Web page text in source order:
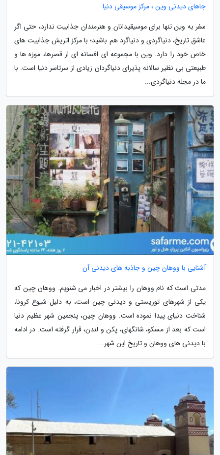
جاهای دیدنی وین ، مرکز موسیقی دنیا
سفر به وین تنها برای موسیقیدانان و هنرمندان جذابیت ندارد، حتی اگر
عاشق تاریخ، دنیاگردی و دنیاگرد هم باشید؛ با مرکز اتریش جذابیت های
خاص خود را دارد. وین با مجموعه ای افسانه ای از قصرها، موزه ها و
طبیعتی بی نظیر سالانه پذیرای دنیاگردان زیادی از سرتاسر دنیا است. با
ما در مجله دنیاگردی...
آشنایی با ووهان چین و جاذبه های دیدنی آن
مدتی است که نام ووهان را بیشتر در اخبار می شنویم. ووهان چین که
یکی از شهرهای توریستی و دیدنی چین است، به دلیل شیوع کرونا،
شناخت دنیای پیدا نموده است. ووهان چین، پنجمین شهر عظیم دنیا
است که بعد از مسکو، شانگهای، پکن و لندن، قرار گرفته است. در ادامه
با دیدنی های ووهان و تاریخ این شهر...